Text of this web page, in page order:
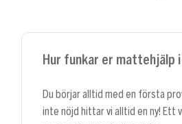
Hur funkar er mattehjälp
Du börjar alltid med en första
inte nöjd hittar vi alltid en ny! Ett